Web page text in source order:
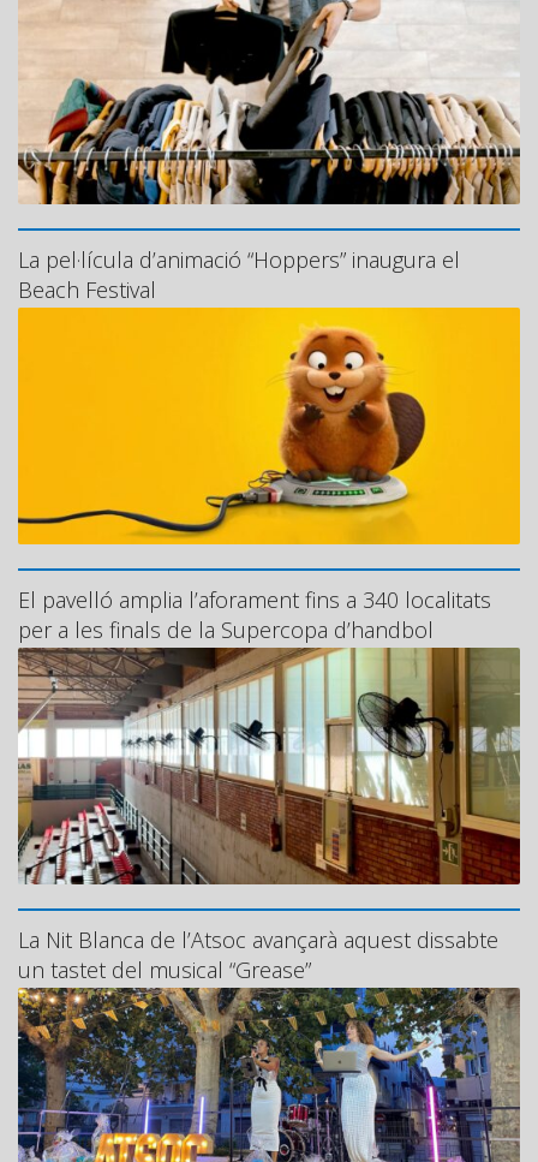
La pel·lícula d’animació “Hoppers” inaugura el
Beach Festival
El pavelló amplia l’aforament fins a 340 localitats
per a les finals de la Supercopa d’handbol
La Nit Blanca de l’Atsoc avançarà aquest dissabte
un tastet del musical “Grease”